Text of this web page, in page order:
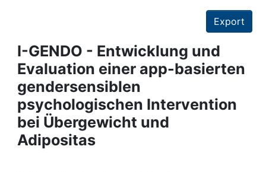
Projects
People
Institutions
Awards
Export
I-GENDO - Entwicklung und
Evaluation einer app-basierten
gendersensiblen
psychologischen Intervention
bei Übergewicht und
Adipositas